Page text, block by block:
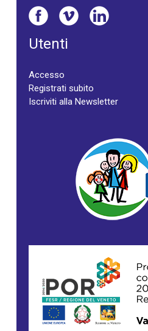
Utenti
Accesso
Registrati subito
Iscriviti alla Newsletter